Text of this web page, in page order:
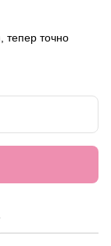
тепер точно